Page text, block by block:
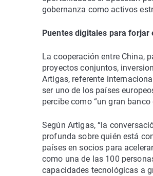
gobernanza como activos
Puentes digitales para
La cooperación entre China,
proyectos conjuntos,
Artigas, referente
ser uno de los países
percibe como “un gran banco
Según Artigas, “la
profunda sobre quién está
países en socios para
como una de las 100
capacidades tecnológicas a